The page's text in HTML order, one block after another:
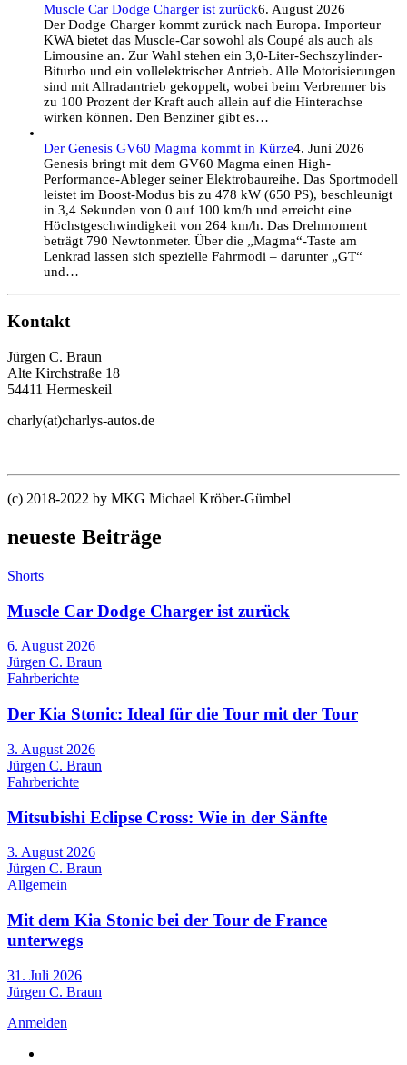
Muscle Car Dodge Charger ist zurück6. August 2026
Der Dodge Charger kommt zurück nach Europa. Importeur
KWA bietet das Muscle-Car sowohl als Coupé als auch als
Limousine an. Zur Wahl stehen ein 3,0-Liter-Sechszylinder-
Biturbo und ein vollelektrischer Antrieb. Alle Motorisierungen
sind mit Allradantrieb gekoppelt, wobei beim Verbrenner bis
zu 100 Prozent der Kraft auch allein auf die Hinterachse
wirken können. Den Benziner gibt es…
Der Genesis GV60 Magma kommt in Kürze4. Juni 2026
Genesis bringt mit dem GV60 Magma einen High-
Performance-Ableger seiner Elektrobaureihe. Das Sportmodell
leistet im Boost-Modus bis zu 478 kW (650 PS), beschleunigt
in 3,4 Sekunden von 0 auf 100 km/h und erreicht eine
Höchstgeschwindigkeit von 264 km/h. Das Drehmoment
beträgt 790 Newtonmeter. Über die „Magma“-Taste am
Lenkrad lassen sich spezielle Fahrmodi – darunter „GT“
und…
Kontakt
Jürgen C. Braun
Alte Kirchstraße 18
54411 Hermeskeil
charly(at)charlys-autos.de
(c) 2018-2022 by MKG Michael Kröber-Gümbel
neueste Beiträge
Shorts
Muscle Car Dodge Charger ist zurück
6. August 2026
Jürgen C. Braun
Fahrberichte
Der Kia Stonic: Ideal für die Tour mit der Tour
3. August 2026
Jürgen C. Braun
Fahrberichte
Mitsubishi Eclipse Cross: Wie in der Sänfte
3. August 2026
Jürgen C. Braun
Allgemein
Mit dem Kia Stonic bei der Tour de France
unterwegs
31. Juli 2026
Jürgen C. Braun
Anmelden